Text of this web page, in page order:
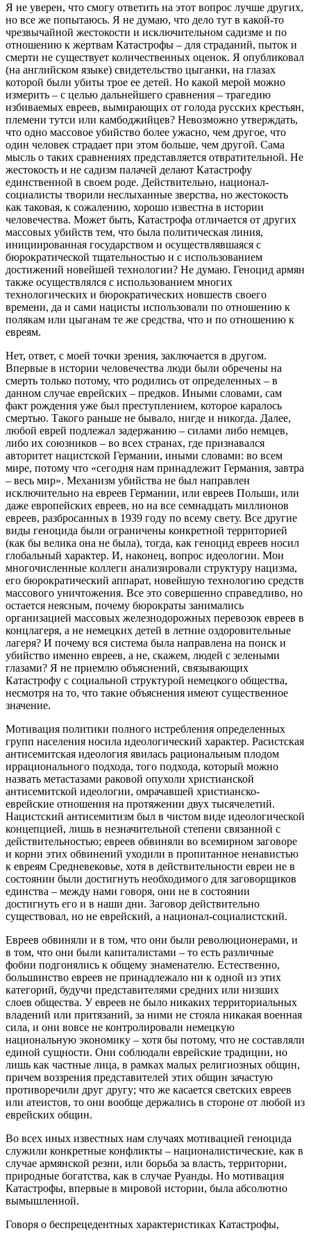
Я не уверен, что смогу ответить на этот вопрос лучше других,
но все же попытаюсь. Я не думаю, что дело тут в какой-то
чрезвычайной жестокости и исключительном садизме и по
отношению к жертвам Катастрофы – для страданий, пыток и
смерти не существует количественных оценок. Я опубликовал
(на английском языке) свидетельство цыганки, на глазах
которой были убиты трое ее детей. Но какой мерой можно
измерить – с целью дальнейшего сравнения – трагедию
избиваемых евреев, вымирающих от голода русских крестьян,
племени тутси или камбоджийцев? Невозможно утверждать,
что одно массовое убийство более ужасно, чем другое, что
один человек страдает при этом больше, чем другой. Сама
мысль о таких сравнениях представляется отвратительной. Не
жестокость и не садизм палачей делают Катастрофу
единственной в своем роде. Действительно, национал-
социалисты творили неслыханные зверства, но жестокость
как таковая, к сожалению, хорошо известна в истории
человечества. Может быть, Катастрофа отличается от других
массовых убийств тем, что была политическая линия,
инициированная государством и осуществлявшаяся с
бюрократической тщательностью и с использованием
достижений новейшей технологии? Не думаю. Геноцид армян
также осуществлялся с использованием многих
технологических и бюрократических новшеств своего
времени, да и сами нацисты использовали по отношению к
полякам или цыганам те же средства, что и по отношению к
евреям.
Нет, ответ, с моей точки зрения, заключается в другом.
Впервые в истории человечества люди были обречены на
смерть только потому, что родились от определенных – в
данном случае еврейских – предков. Иными словами, сам
факт рождения уже был преступлением, которое каралось
смертью. Такого раньше не бывало, нигде и никогда. Далее,
любой еврей подлежал задержанию – силами либо немцев,
либо их союзников – во всех странах, где признавался
авторитет нацистской Германии, иными словами: во всем
мире, потому что «сегодня нам принадлежит Германия, завтра
– весь мир». Механизм убийства не был направлен
исключительно на евреев Германии, или евреев Польши, или
даже европейских евреев, но на все семнадцать миллионов
евреев, разбросанных в 1939 году по всему свету. Все другие
виды геноцида были ограничены конкретной территорией
(как бы велика она не была), тогда, как геноцид евреев носил
глобальный характер. И, наконец, вопрос идеологии. Мои
многочисленные коллеги анализировали структуру нацизма,
его бюрократический аппарат, новейшую технологию средств
массового уничтожения. Все это совершенно справедливо, но
остается неясным, почему бюрократы занимались
организацией массовых железнодорожных перевозок евреев в
концлагеря, а не немецких детей в летние оздоровительные
лагеря? И почему вся система была направлена на поиск и
убийство именно евреев, а не, скажем, людей с зелеными
глазами? Я не приемлю объяснений, связывающих
Катастрофу с социальной структурой немецкого общества,
несмотря на то, что такие объяснения имеют существенное
значение.
Мотивация политики полного истребления определенных
групп населения носила идеологический характер. Расистская
антисемитская идеология явилась рациональным плодом
иррационального подхода, того подхода, который можно
назвать метастазами раковой опухоли христианской
антисемитской идеологии, омрачавшей христианско-
еврейские отношения на протяжении двух тысячелетий.
Нацистский антисемитизм был в чистом виде идеологической
концепцией, лишь в незначительной степени связанной с
действительностью; евреев обвиняли во всемирном заговоре
и корни этих обвинений уходили в пропитанное ненавистью
к евреям Средневековье, хотя в действительности евреи не в
состоянии были достигнуть необходимого для заговорщиков
единства – между нами говоря, они не в состоянии
достигнуть его и в наши дни. Заговор действительно
существовал, но не еврейский, а национал-социалистский.
Евреев обвиняли и в том, что они были революционерами, и
в том, что они были капиталистами – то есть различные
фобии подгонялись к общему знаменателю. Естественно,
большинство евреев не принадлежало ни к одной из этих
категорий, будучи представителями средних или низших
слоев общества. У евреев не было никаких территориальных
владений или притязаний, за ними не стояла никакая военная
сила, и они вовсе не контролировали немецкую
национальную экономику – хотя бы потому, что не составляли
единой сущности. Они соблюдали еврейские традиции, но
лишь как частные лица, в рамках малых религиозных общин,
причем воззрения представителей этих общин зачастую
противоречили друг другу; что же касается светских евреев
или атеистов, то они вообще держались в стороне от любой из
еврейских общин.
Во всех иных известных нам случаях мотивацией геноцида
служили конкретные конфликты – националистические, как в
случае армянской резни, или борьба за власть, территории,
природные богатства, как в случае Руанды. Но мотивация
Катастрофы, впервые в мировой истории, была абсолютно
вымышленной.
Говоря о беспрецедентных характеристиках Катастрофы,